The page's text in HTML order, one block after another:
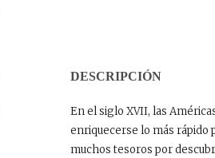
DESCRIPCIÓN
En el siglo XVII, las
enriquecerse lo más rápido
muchos tesoros por